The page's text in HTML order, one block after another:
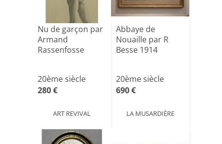
Nu de garçon par
Armand
Rassenfosse
20ème siècle
280 €
ART REVIVAL
Abbaye de
Nouaille par R
Besse 1914
20ème siècle
690 €
LA MUSARDIÈRE